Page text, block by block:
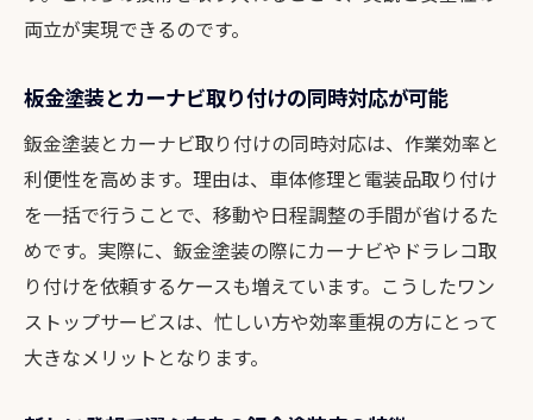
両立が実現できるのです。
板金塗装とカーナビ取り付けの同時対応が可能
鈑金塗装とカーナビ取り付けの同時対応は、作業効率と
利便性を高めます。理由は、車体修理と電装品取り付け
を一括で行うことで、移動や日程調整の手間が省けるた
めです。実際に、鈑金塗装の際にカーナビやドラレコ取
り付けを依頼するケースも増えています。こうしたワン
ストップサービスは、忙しい方や効率重視の方にとって
大きなメリットとなります。